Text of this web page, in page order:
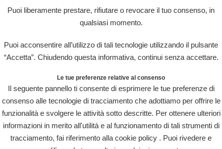
Puoi liberamente prestare, rifiutare o revocare il tuo consenso, in
qualsiasi momento.
Puoi acconsentire all’utilizzo di tali tecnologie utilizzando il pulsante
“Accetta”. Chiudendo questa informativa, continui senza accettare.
Le tue preferenze relative al consenso
Il seguente pannello ti consente di esprimere le tue preferenze di
consenso alle tecnologie di tracciamento che adottiamo per offrire le
funzionalità e svolgere le attività sotto descritte. Per ottenere ulteriori
informazioni in merito all'utilità e al funzionamento di tali strumenti di
tracciamento, fai riferimento alla cookie policy . Puoi rivedere e